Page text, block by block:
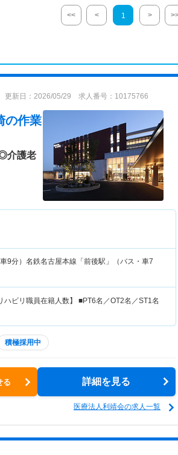
<< < 1 >
更新日：2026/05/29 求人番号：10175766
の作業
介護老
9分）名鉄名古屋本線「前後駅」（バス・車7
ハビリ職員在籍人数】 ■PT6名／OT2名／ST1名
積極採用中
る 詳細を見る
医療法人利靖会の求人一覧